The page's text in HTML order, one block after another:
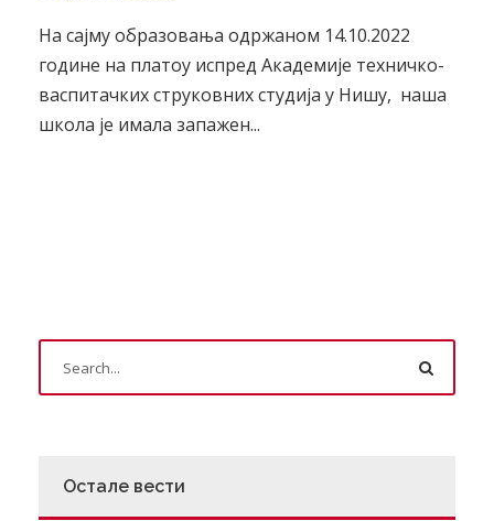
На сајму образовања одржаном 14.10.2022
године на платоу испред Академије техничко-
васпитачких струковних студија у Нишу, наша
школа је имала запажен...
Остале вести